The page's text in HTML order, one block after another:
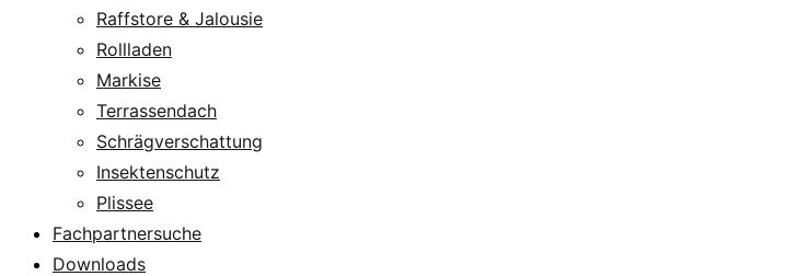
Raffstore & Jalousie
Rollladen
Markise
Terrassendach
Schrägverschattung
Insektenschutz
Plissee
Fachpartnersuche
Downloads